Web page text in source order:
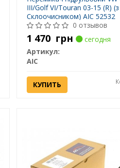
III/Golf VI/Touran 03-15 (R) (з
Склоочисником) AIC 52532
0 отзывов
1 470 грн
сегодня
Артикул:
AIC
КУПИТЬ